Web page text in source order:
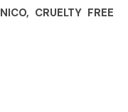
CRUELTY FREE